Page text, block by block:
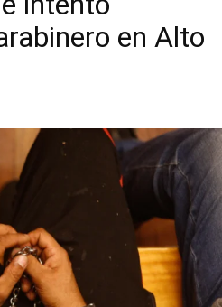
en Alto